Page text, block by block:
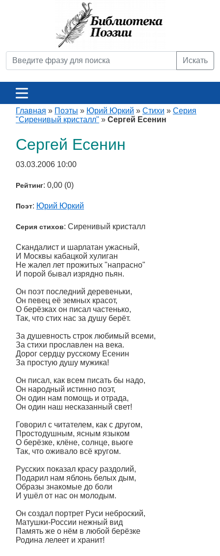
Искать
Главная » Поэты » Юрий Юркий » Стихи » Серия
"Сиренивый кристалл" » Сергей Есенин
Сергей Есенин
03.03.2006 10:00
Рейтинг: 0,00 (0)
Поэт: Юрий Юркий
Серия стихов: Сиренивый кристалл
Скандалист и шарлатан ужасный,
И Москвы кабацкой хулиган
Не жалел лет прожитых "напрасно"
И порой бывал изрядно пьян.
Он поэт последний деревеньки,
Он певец её земных красот,
О берёзках он писал частенько,
Так, что стих нас за душу берёт.
За душевность строк любимый всеми,
За стихи прославлен на века.
Дорог сердцу русскому Есенин
За простую душу мужика!
Он писал, как всем писать бы надо,
Он народный истинно поэт,
Он один нам помощь и отрада,
Он один наш несказанный свет!
Говорил с читателем, как с другом,
Простодушным, ясным языком
О берёзке, клёне, солнце, вьюге
Так, что оживало всё кругом.
Русских показал красу раздолий,
Подарил нам яблонь белых дым,
Образы знакомые до боли
И ушёл от нас он молодым.
Он создал портрет Руси неброский,
Матушки-России нежный вид
Память же о нём в любой берёзке
Родина лелеет и хранит!